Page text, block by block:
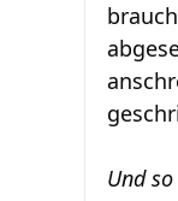
Und